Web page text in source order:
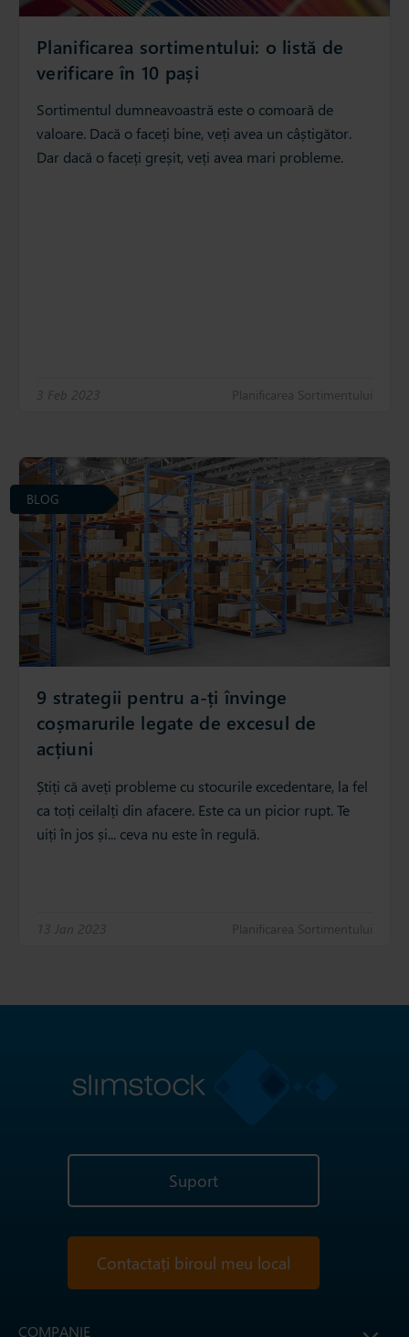
Planificarea sortimentului: o listă de
verificare în 10 pași
Sortimentul dumneavoastră este o comoară de
valoare. Dacă o faceți bine, veți avea un câștigător.
Dar dacă o faceți greșit, veți avea mari probleme.
3 Feb 2023 Planificarea Sortimentului
9 strategii pentru a-ți învinge
coșmarurile legate de excesul de
acțiuni
Știți că aveți probleme cu stocurile excedentare, la fel
ca toți ceilalți din afacere. Este ca un picior rupt. Te
uiți în jos și... ceva nu este în regulă.
13 Jan 2023 Planificarea Sortimentului
BLOG
Suport
Contactați biroul meu local
COMPANIE